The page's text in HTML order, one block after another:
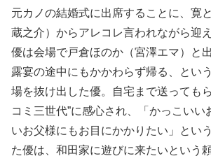
元カノの結婚式に出席することに、寛
蔵之介）からアレコレ言われながら
優は会場で戸倉ほのか（宮澤エマ）と
露宴の途中にもかかわらず帰る、とい
場を抜け出した優。自宅まで送っても
コミ三世代”に感心され、「かっこいい
いお父様にもお目にかかりたい」とい
た優は、和田家に遊びに来たいという